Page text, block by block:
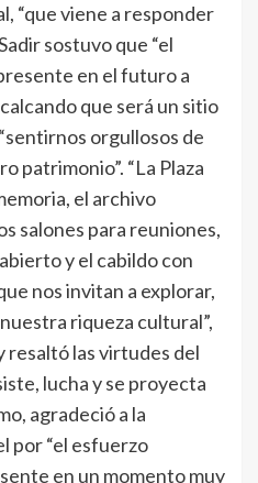
“que viene a responder
sostuvo que “el
en el futuro a
que será un sitio
orgullosos de
patrimonio”. “La Plaza
el archivo
salones para reuniones,
y el cabildo con
nos invitan a explorar,
riqueza cultural”,
resaltó las virtudes del
lucha y se proyecta
agradeció a la
por “el esfuerzo
en un momento muy